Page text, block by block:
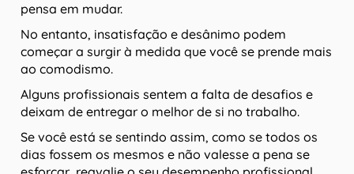
pensa em mudar.
No entanto, insatisfação e desânimo podem
começar a surgir à medida que você se prende mais
ao comodismo.
Alguns profissionais sentem a falta de desafios e
deixam de entregar o melhor de si no trabalho.
Se você está se sentindo assim, como se todos os
dias fossem os mesmos e não valesse a pena se